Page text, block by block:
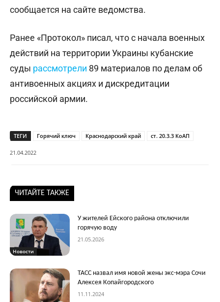
сообщается на сайте ведомства.
Ранее «Протокол» писал, что с начала военных
действий на территории Украины кубанские
суды рассмотрели 89 материалов по делам об
антивоенных акциях и дискредитации
российской армии.
ТЕГИ Горячий ключ Краснодарский край ст. 20.3.3 КоАП
21.04.2022
ЧИТАЙТЕ ТАКЖЕ
Новости
У жителей Ейского района отключили
горячую воду
21.05.2026
ТАСС назвал имя новой жены экс-мэра Сочи
Алексея Копайгородского
11.11.2024